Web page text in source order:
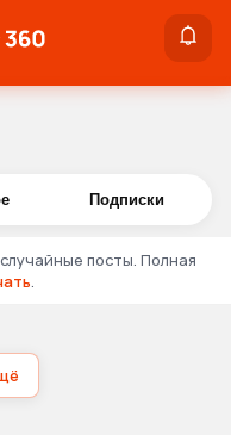
Войти
Подписки
посты. Полная
.